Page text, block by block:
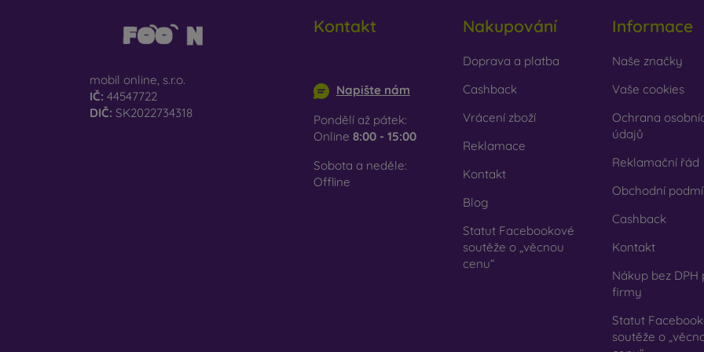
přírodě mohou 100 % rozložit. Důraz na životní prostředí je dnes
Na našem e-shopu FOON najdete desítky zajímavých krytů na
mobil online, s.r.o.
IČ: 44547722
DIČ: SK2022734318
Kontakt
Napište nám
Pondělí až pátek:
Online 8:00 - 15:00
Sobota a neděle:
Offline
Nakupování
Doprava a platba
Cashback
Vrácení zboží
Reklamace
Kontakt
Blog
Statut Facebookové
soutěže o „věcnou
cenu“
Informace
Naše značky
Vaše cookies
Ochrana
údajů
Reklamační řád
Obchodní
Cashback
Kontakt
Nákup bez DPH
firmy
Statut
soutěže o